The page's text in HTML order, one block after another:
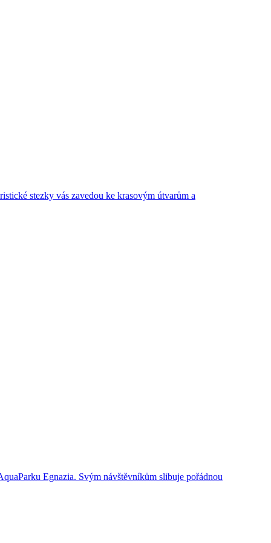
stezky vás zavedou ke krasovým útvarům a
Egnazia. Svým návštěvníkům slibuje pořádnou